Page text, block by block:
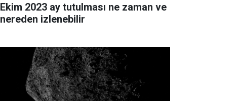
Ekim 2023 ay tutulması ne zaman ve
nereden izlenebilir